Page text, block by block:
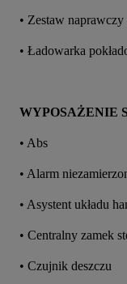
• Zestaw
• Ładowarka
WYPOSAŻENIE
• Abs
• Alarm
• Asystent układu
• Centralny zamek
• Czujnik deszczu